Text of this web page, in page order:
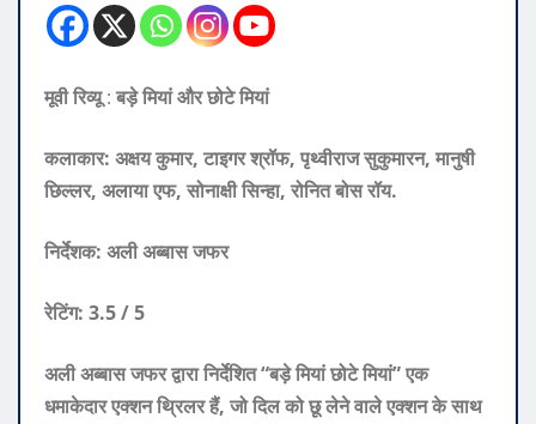
मूवी रिव्यू: बड़े मियां और छोटे मियां
कलाकार: अक्षय कुमार, टाइगर श्रॉफ, पृथ्वीराज सुकुमारन, मानुषी
छिल्लर, अलाया एफ, सोनाक्षी सिन्हा, रोनित बोस रॉय.
निर्देशक: अली अब्बास जफर
रेटिंग: 3.5 / 5
अली अब्बास जफर द्वारा निर्देशित “बड़े मियां छोटे मियां” एक
धमाकेदार एक्शन थ्रिलर हैं, जो दिल को छू लेने वाले एक्शन के साथ